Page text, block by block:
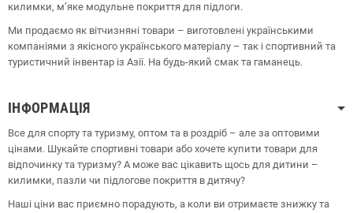
килимки, м’яке модульне покриття для підлоги.
Ми продаємо як вітчизняні товари – виготовлені українськими
компаніями з якісного українського матеріалу – так і спортивний та
туристичний інвентар із Азії. На будь-який смак та гаманець.
ІНФОРМАЦІЯ
Все для спорту та туризму, оптом та в роздріб – але за оптовими
цінами. Шукайте спортивні товари або хочете купити товари для
відпочинку та туризму? А може вас цікавить щось для дитини –
килимки, пазли чи підлогове покриття в дитячу?
Наші ціни вас приємно порадують, а коли ви отримаєте знижку та